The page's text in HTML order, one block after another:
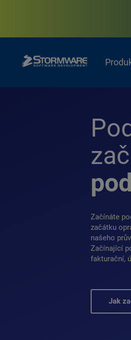
Začínáte
začátku
našeho
Začínající
fakturační,
Jak